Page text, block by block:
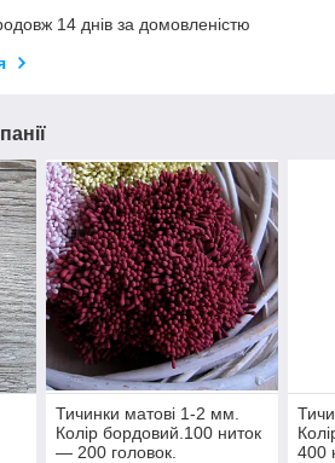
14 днів за домовленістю
Тичинки матові 1-2 мм.
Колір бордовий.100 ниток
— 200 головок.
400